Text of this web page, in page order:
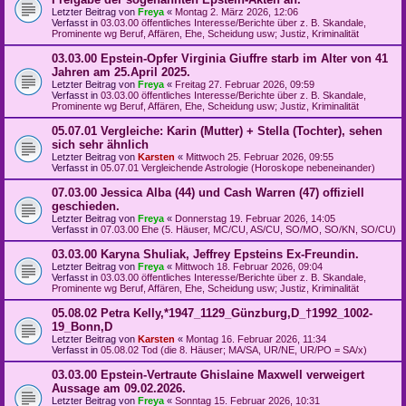
Letzter Beitrag von Freya « Montag 2. März 2026, 12:06
Verfasst in 03.03.00 öffentliches Interesse/Berichte über z. B. Skandale,
Prominente wg Beruf, Affären, Ehe, Scheidung usw; Justiz, Kriminalität
03.03.00 Epstein-Opfer Virginia Giuffre starb im Alter von 41
Jahren am 25.April 2025.
Letzter Beitrag von Freya « Freitag 27. Februar 2026, 09:59
Verfasst in 03.03.00 öffentliches Interesse/Berichte über z. B. Skandale,
Prominente wg Beruf, Affären, Ehe, Scheidung usw; Justiz, Kriminalität
05.07.01 Vergleiche: Karin (Mutter) + Stella (Tochter), sehen
sich sehr ähnlich
Letzter Beitrag von Karsten « Mittwoch 25. Februar 2026, 09:55
Verfasst in 05.07.01 Vergleichende Astrologie (Horoskope nebeneinander)
07.03.00 Jessica Alba (44) und Cash Warren (47) offiziell
geschieden.
Letzter Beitrag von Freya « Donnerstag 19. Februar 2026, 14:05
Verfasst in 07.03.00 Ehe (5. Häuser, MC/CU, AS/CU, SO/MO, SO/KN, SO/CU)
03.03.00 Karyna Shuliak, Jeffrey Epsteins Ex-Freundin.
Letzter Beitrag von Freya « Mittwoch 18. Februar 2026, 09:04
Verfasst in 03.03.00 öffentliches Interesse/Berichte über z. B. Skandale,
Prominente wg Beruf, Affären, Ehe, Scheidung usw; Justiz, Kriminalität
05.08.02 Petra Kelly,*1947_1129_Günzburg,D_†1992_1002-
19_Bonn,D
Letzter Beitrag von Karsten « Montag 16. Februar 2026, 11:34
Verfasst in 05.08.02 Tod (die 8. Häuser; MA/SA, UR/NE, UR/PO = SA/x)
03.03.00 Epstein-Vertraute Ghislaine Maxwell verweigert
Aussage am 09.02.2026.
Letzter Beitrag von Freya « Sonntag 15. Februar 2026, 10:31